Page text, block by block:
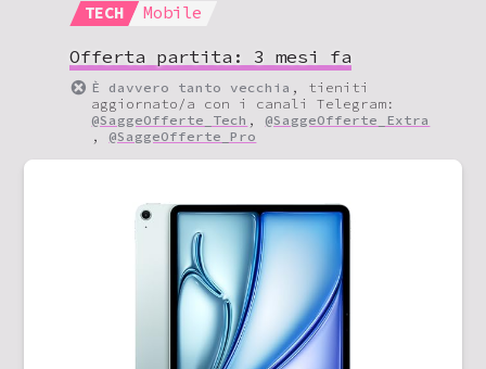
TECH Mobile
Offerta partita: 3 mesi fa
È davvero tanto vecchia , tieniti
aggiornato/a con i canali Telegram:
@SaggeOfferte_Tech , @SaggeOfferte_Extra
, @SaggeOfferte_Pro